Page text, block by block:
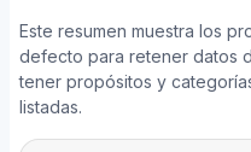
Este resumen muestra los
defecto para retener datos
tener propósitos y
listadas.